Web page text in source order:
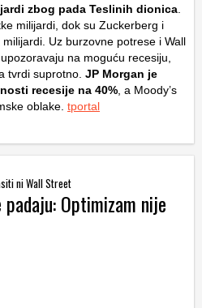
zbog pada Teslinih dionica
milijardi, dok su Zuckerberg i
Uz burzovne potrese i Wall
na moguću recesiju,
tvrdi suprotno. JP Morgan je
recesije na 40% , a Moody’s
oblake. tportal
ni Wall Street
Optimizam nije